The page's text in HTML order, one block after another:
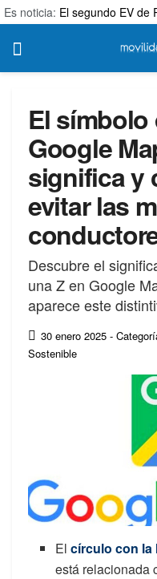
Es noticia: El segundo EV de
El símbolo
Google
significa y
evitar las
Descubre el
una Z en Google
aparece este
30 enero 2025 -
Sostenible
Elcírculo con la
está relacionada